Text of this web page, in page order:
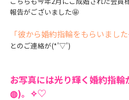
報告がございました🤩
「彼から婚約指輪をもらいまし
とのご連絡が(*'▽')
お写真には光り輝く婚約指
◍)。✧♡